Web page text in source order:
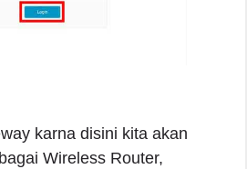
karna disini kita akan
Wireless Router,